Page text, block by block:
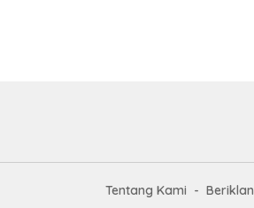
Tentang Kami Beriklan